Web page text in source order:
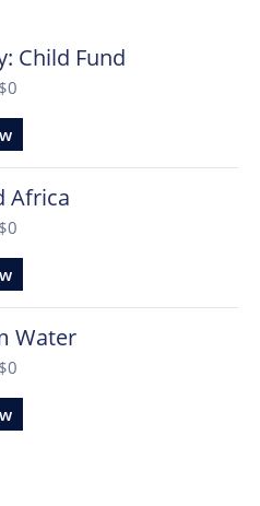
Child Fund
$0
Africa
$0
Water
$0